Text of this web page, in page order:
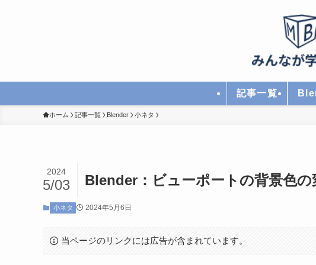
記事一覧
ホーム 記事一覧 Blender 小ネタ
Blender：ビューポートの背景色の
2024
5/03
小ネタ 2024年5月6日
当ページのリンクには広告が含まれています。